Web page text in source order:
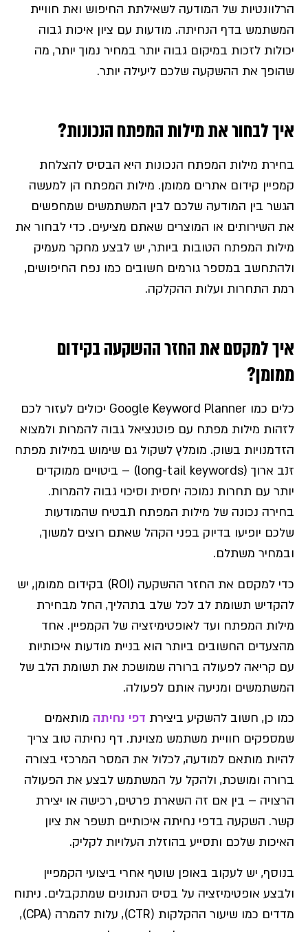
הרלוונטיות של המודעה לשאילתת החיפוש ואת חוויית
המשתמש בדף הנחיתה. מודעות עם ציון איכות גבוה
יכולות לזכות במיקום גבוה יותר במחיר נמוך יותר, מה
שהופך את ההשקעה שלכם ליעילה יותר.
איך לבחור את מילות המפתח הנכונות?
בחירת מילות המפתח הנכונות היא הבסיס להצלחת
קמפיין קידום אתרים ממומן. מילות המפתח הן למעשה
הגשר בין המודעה שלכם לבין המשתמשים שמחפשים
את השירותים או המוצרים שאתם מציעים. כדי לבחור את
מילות המפתח הטובות ביותר, יש לבצע מחקר מעמיק
ולהתחשב במספר גורמים חשובים כמו נפח החיפושים,
רמת התחרות ועלות ההקלקה.
איך למקסם את החזר ההשקעה בקידום
ממומן?
כלים כמו Google Keyword Planner יכולים לעזור לכם
לזהות מילות מפתח עם פוטנציאל גבוה להמרות ולמצוא
הזדמנויות בשוק. מומלץ לשקול גם שימוש במילות מפתח
זנב ארוך (long-tail keywords) – ביטויים ממוקדים
יותר עם תחרות נמוכה יחסית וסיכוי גבוה להמרות.
בחירה נכונה של מילות המפתח תבטיח שהמודעות
שלכם יופיעו בדיוק בפני הקהל שאתם רוצים למשוך,
ובמחיר משתלם.
כדי למקסם את החזר ההשקעה (ROI) בקידום ממומן, יש
להקדיש תשומת לב לכל שלב בתהליך, החל מבחירת
מילות המפתח ועד לאופטימיזציה של הקמפיין. אחד
מהצעדים החשובים ביותר הוא בניית מודעות איכותיות
עם קריאה לפעולה ברורה שמושכת את תשומת הלב של
המשתמשים ומניעה אותם לפעולה.
כמו כן, חשוב להשקיע ביצירת דפי נחיתה מותאמים
שמספקים חוויית משתמש מצוינת. דף נחיתה טוב צריך
להיות מותאם למודעה, לכלול את המסר המרכזי בצורה
ברורה ומושכת, ולהקל על המשתמש לבצע את הפעולה
הרצויה – בין אם זה השארת פרטים, רכישה או יצירת
קשר. השקעה בדפי נחיתה איכותיים תשפר את ציון
האיכות שלכם ותסייע בהוזלת העלויות לקליק.
בנוסף, יש לעקוב באופן שוטף אחרי ביצועי הקמפיין
ולבצע אופטימיזציה על בסיס הנתונים שמתקבלים. ניתוח
מדדים כמו שיעור ההקלקות (CTR), עלות להמרה (CPA),